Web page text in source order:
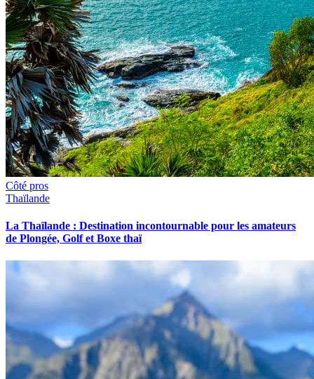
Côté pros
Thaïlande
La Thaïlande : Destination incontournable pour les amateurs
de Plongée, Golf et Boxe thaï